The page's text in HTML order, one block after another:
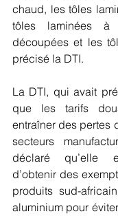
chaud, les tôles
tôles laminées
découpées et les
précisé la DTI.
La DTI, qui avait
que les tarifs
entraîner des pertes
secteurs
déclaré qu’elle
d’obtenir des
produits sud-
aluminium pour